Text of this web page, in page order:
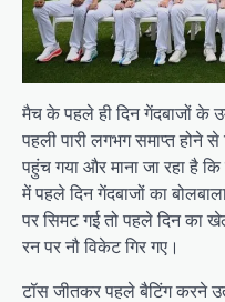
मैच के पहले ही दिन गेंदबाजों के
पहली पारी लगभग समाप्त होने
पहुंच गया और माना जा रहा है
में पहले दिन गेंदबाजों का
पर सिमट गई तो पहले दिन का
रन पर नौ विकेट गिर गए।
टॉस जीतकर पहले बैटिंग करने